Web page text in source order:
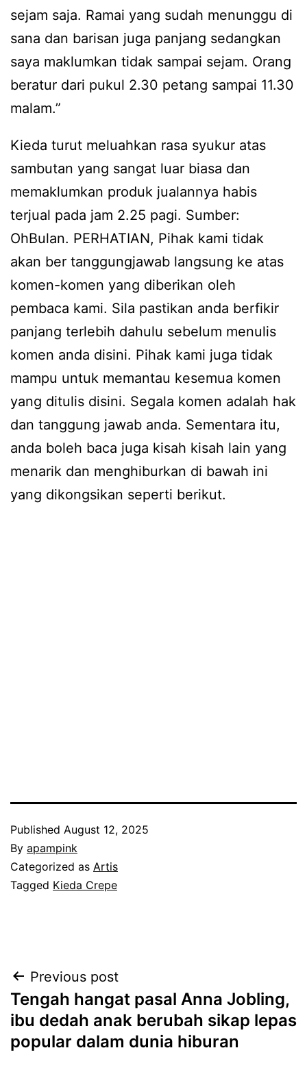
sejam saja. Ramai yang sudah menunggu di
sana dan barisan juga panjang sedangkan
saya maklumkan tidak sampai sejam. Orang
beratur dari pukul 2.30 petang sampai 11.30
malam.”
Kieda turut meluahkan rasa syukur atas
sambutan yang sangat luar biasa dan
memaklumkan produk jualannya habis
terjual pada jam 2.25 pagi. Sumber:
OhBulan. PERHATIAN, Pihak kami tidak
akan ber tanggungjawab langsung ke atas
komen-komen yang diberikan oleh
pembaca kami. Sila pastikan anda berfikir
panjang terlebih dahulu sebelum menulis
komen anda disini. Pihak kami juga tidak
mampu untuk memantau kesemua komen
yang ditulis disini. Segala komen adalah hak
dan tanggung jawab anda. Sementara itu,
anda boleh baca juga kisah kisah lain yang
menarik dan menghiburkan di bawah ini
yang dikongsikan seperti berikut.
Published August 12, 2025
By apampink
Categorized as Artis
Tagged Kieda Crepe
Post
navigation
Previous post
Tengah hangat pasal Anna Jobling,
ibu dedah anak berubah sikap lepas
popular dalam dunia hiburan